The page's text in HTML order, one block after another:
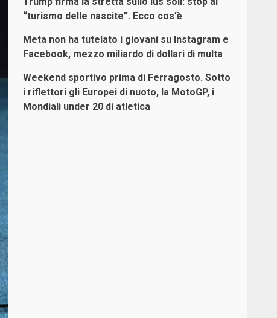
“turismo delle nascite”. Ecco cos’è
Meta non ha tutelato i giovani su Instagram e
Facebook, mezzo miliardo di dollari di multa
Weekend sportivo prima di Ferragosto. Sotto
i riflettori gli Europei di nuoto, la MotoGP, i
Mondiali under 20 di atletica